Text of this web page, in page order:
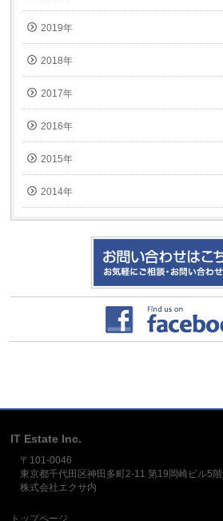
2019年
2018年
2017年
2016年
2015年
2014年
IT Estate Inc.
〒101-0046
東京都千代田区神田多町2-11 第19岡崎ビル5階
株式会社エクサ内
トップページ